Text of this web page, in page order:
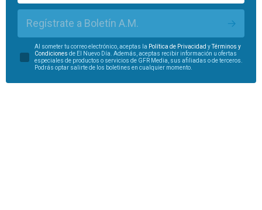
Regístrate a Boletín A.M.
Al someter tu correo electrónico, aceptas la Política de Privacidad yTérminos y
Condiciones de El Nuevo Día. Además, aceptas recibir información u ofertas
especiales de productos o servicios de GFR Media, sus afiliadas o de terceros.
Podrás optar salirte de los boletines en cualquier momento.